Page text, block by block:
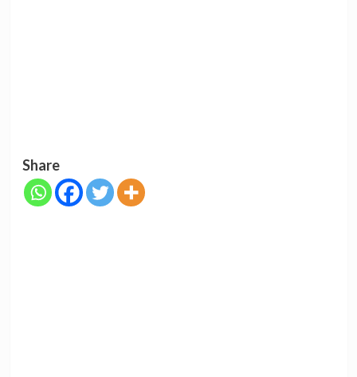
Share